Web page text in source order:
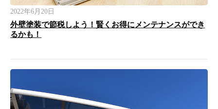
2022年6月20日
外壁塗装で節税しよう！賢くお得にメンテナンスができ
るかも！